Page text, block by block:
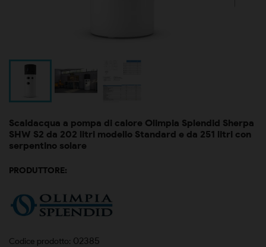
Scaldacqua a pompa di calore Olimpia Splendid Sherpa
SHW S2 da 202 litri modello Standard e da 251 litri con
serpentino solare
PRODUTTORE:
Codice prodotto: 02385